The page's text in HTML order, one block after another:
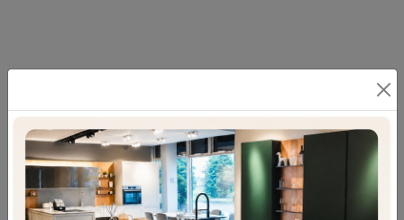
Mobile da Bagno sospeso B201 BD025 di
Compab: una ricca gamma di mobili bagno
sospesi e Arredo Bagno moderno Compab ti
aspetta